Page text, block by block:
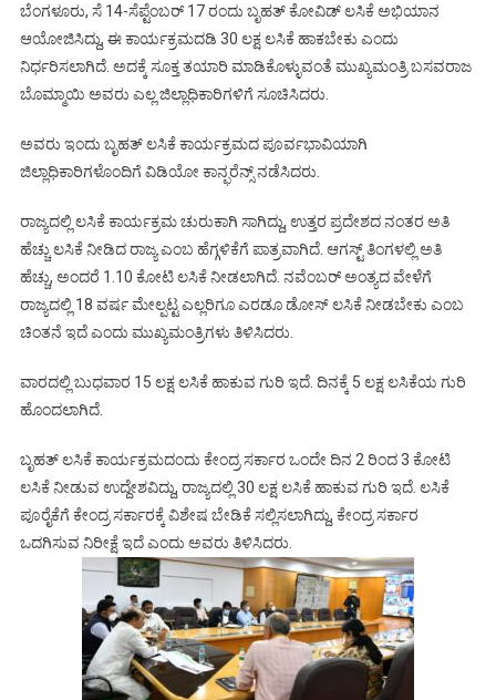
ಬೆಂಗಳೂರು, ಸೆ 14-ಸೆಪ್ಟೆಂಬರ್ 17 ರಂದು ಬೃಹತ್ ಕೋವಿಡ್ ಲಸಿಕೆ ಅಭಿಯಾನ
ಆಯೋಜಿಸಿದ್ದು, ಈ ಕಾರ್ಯಕ್ರಮದಡಿ 30 ಲಕ್ಷ ಲಸಿಕೆ ಹಾಕಬೇಕು ಎಂದು
ನಿರ್ಧರಿಸಲಾಗಿದೆ. ಅದಕ್ಕೆ ಸೂಕ್ತ ತಯಾರಿ ಮಾಡಿಕೊಳ್ಳುವಂತೆ ಮುಖ್ಯಮಂತ್ರಿ ಬಸವರಾಜ
ಬೊಮ್ಮಾಯಿ ಅವರು ಎಲ್ಲ ಜಿಲ್ಲಾಧಿಕಾರಿಗಳಿಗೆ ಸೂಚಿಸಿದರು.
ಅವರು ಇಂದು ಬೃಹತ್ ಲಸಿಕೆ ಕಾರ್ಯಕ್ರಮದ ಪೂರ್ವಭಾವಿಯಾಗಿ
ಜಿಲ್ಲಾಧಿಕಾರಿಗಳೊಂದಿಗೆ ವಿಡಿಯೋ ಕಾನ್ಫರೆನ್ಸ್ ನಡೆಸಿದರು.
ರಾಜ್ಯದಲ್ಲಿ ಲಸಿಕೆ ಕಾರ್ಯಕ್ರಮ ಚುರುಕಾಗಿ ಸಾಗಿದ್ದು, ಉತ್ತರ ಪ್ರದೇಶದ ನಂತರ ಅತಿ
ಹೆಚ್ಚು ಲಸಿಕೆ ನೀಡಿದ ರಾಜ್ಯ ಎಂಬ ಹೆಗ್ಗಳಿಕೆಗೆ ಪಾತ್ರವಾಗಿದೆ. ಆಗಸ್ಟ್ ತಿಂಗಳಲ್ಲಿ ಅತಿ
ಹೆಚ್ಚು, ಅಂದರೆ 1.10 ಕೋಟಿ ಲಸಿಕೆ ನೀಡಲಾಗಿದೆ. ನವೆಂಬರ್ ಅಂತ್ಯದ ವೇಳೆಗೆ
ರಾಜ್ಯದಲ್ಲಿ 18 ವರ್ಷ ಮೇಲ್ಪಟ್ಟ ಎಲ್ಲರಿಗೂ ಎರಡೂ ಡೋಸ್ ಲಸಿಕೆ ನೀಡಬೇಕು ಎಂಬ
ಚಿಂತನೆ ಇದೆ ಎಂದು ಮುಖ್ಯಮಂತ್ರಿಗಳು ತಿಳಿಸಿದರು.
ವಾರದಲ್ಲಿ ಬುಧವಾರ 15 ಲಕ್ಷ ಲಸಿಕೆ ಹಾಕುವ ಗುರಿ ಇದೆ. ದಿನಕ್ಕೆ 5 ಲಕ್ಷ ಲಸಿಕೆಯ ಗುರಿ
ಹೊಂದಲಾಗಿದೆ.
ಬೃಹತ್ ಲಸಿಕೆ ಕಾರ್ಯಕ್ರಮದಂದು ಕೇಂದ್ರ ಸರ್ಕಾರ ಒಂದೇ ದಿನ 2 ರಿಂದ 3 ಕೋಟಿ
ಲಸಿಕೆ ನೀಡುವ ಉದ್ದೇಶವಿದ್ದು, ರಾಜ್ಯದಲ್ಲಿ 30 ಲಕ್ಷ ಲಸಿಕೆ ಹಾಕುವ ಗುರಿ ಇದೆ. ಲಸಿಕೆ
ಪೂರೈಕೆಗೆ ಕೇಂದ್ರ ಸರ್ಕಾರಕ್ಕೆ ವಿಶೇಷ ಬೇಡಿಕೆ ಸಲ್ಲಿಸಲಾಗಿದ್ದು, ಕೇಂದ್ರ ಸರ್ಕಾರ
ಒದಗಿಸುವ ನಿರೀಕ್ಷೆ ಇದೆ ಎಂದು ಅವರು ತಿಳಿಸಿದರು.